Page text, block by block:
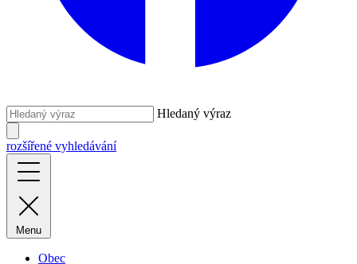
Hledaný výraz
rozšířené vyhledávání
Menu
Obec